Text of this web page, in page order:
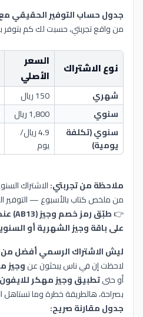
جدول حساب التوفير الحقيقي
من واقع تجربتي، حسبت لك كم بتوفر
نوع الاشتراك
السعر
الأصلي
شهري 150 ريال
سنوي
1,800 ريال
سنوي (تكلفة
يومية)
4.9 ريال/
يوم
ملاحظة من تجربتي:الاشتراك
من ملخص كتاب بالأسبوع — التوفير
👉
على باقة وجيز الشهرية أو
ليش الاشتراك الرسمي أفضل
لاحظت إن في ناس يبحثون عنوجيز
أو حتىتطبيق وجيز مهكر للايفون
بصراحة، هالطريقة خطرة وما تستاهل
جدول مقارنة صريح: